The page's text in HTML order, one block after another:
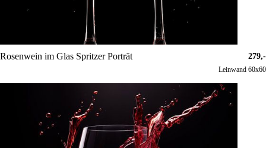
Rosenwein im Glas Spritzer Porträt 279,-
Leinwand 60x60